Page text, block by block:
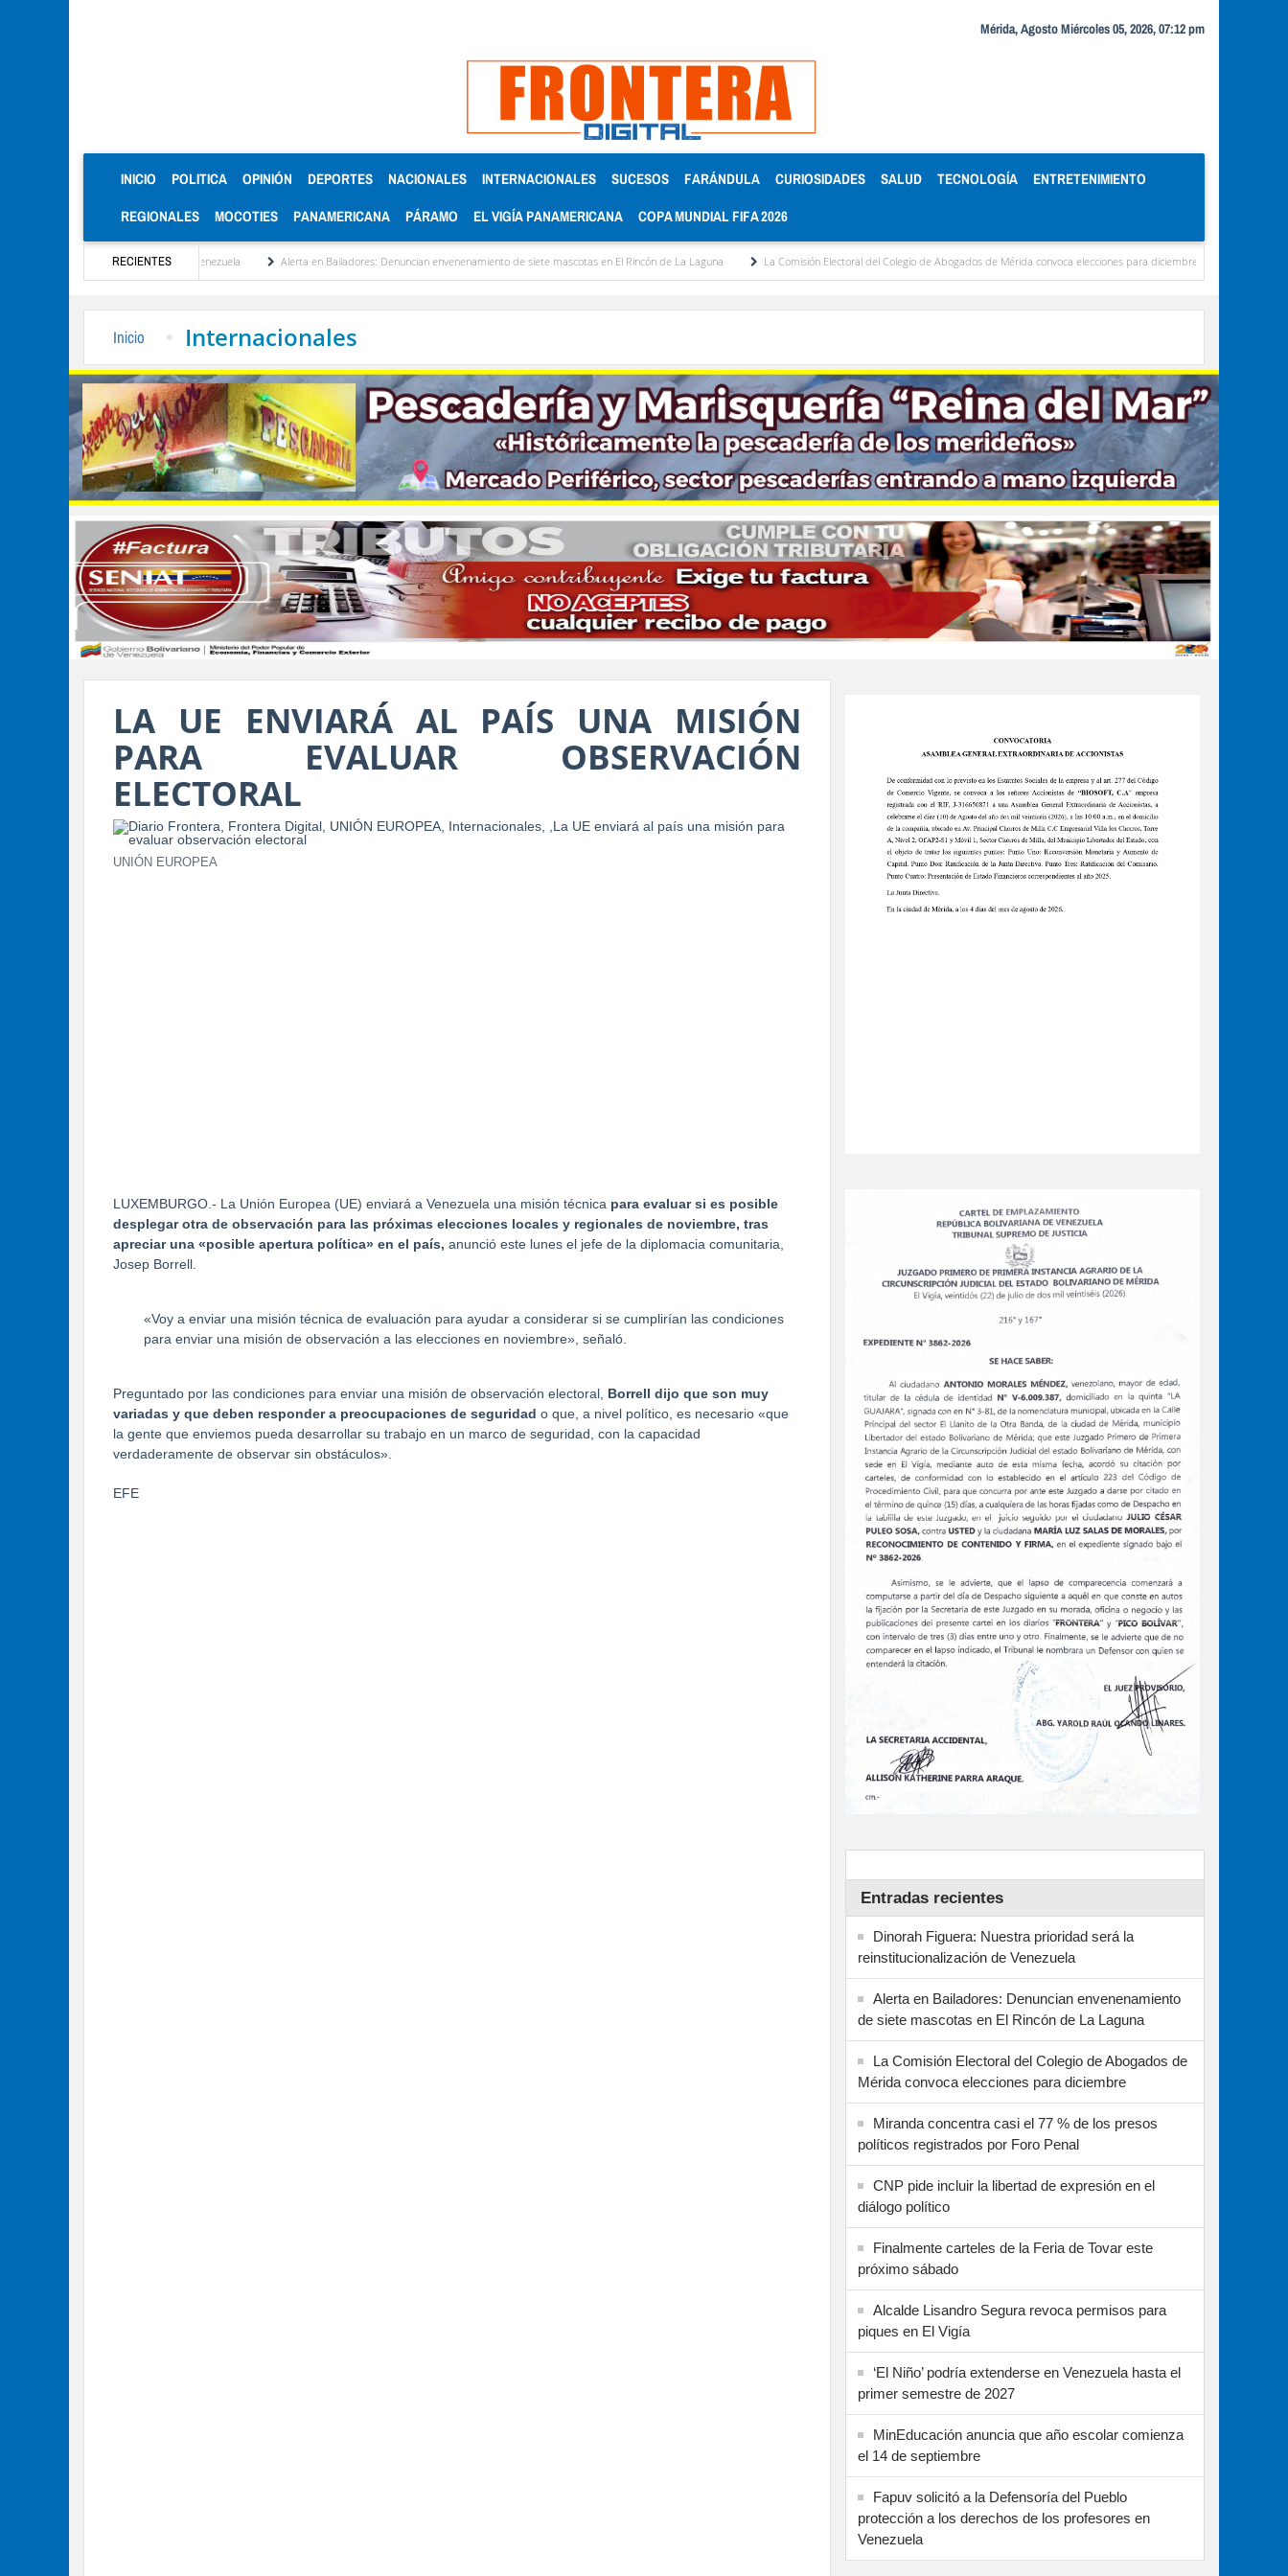
Mérida, Agosto Miércoles 05, 2026, 07:12 pm
INICIO (CURRENT)
POLITICA OPINIÓN DEPORTES NACIONALES INTERNACIONALES SUCESOS FARÁNDULA CURIOSIDADES SALUD TECNOLOGÍA ENTRETENIMIENTO
REGIONALES MOCOTIES PANAMERICANA PÁRAMO EL VIGÍA PANAMERICANA COPA MUNDIAL FIFA 2026
RECIENTES
reinstitucionalización de Venezuela Alerta en Bailadores: Denuncian envenenamiento de siete mascotas en El Rincón de La Laguna La Comisión Electoral del Colegio de Abogados de Mérida convoca elecciones para diciembre Miranda concentra casi
Inicio Internacionales
LA UE ENVIARÁ AL PAÍS UNA MISIÓN
PARA EVALUAR OBSERVACIÓN
ELECTORAL
UNIÓN EUROPEA
LUXEMBURGO.- La Unión Europea (UE) enviará a Venezuela una misión técnica para evaluar si es posible
desplegar otra de observación para las próximas elecciones locales y regionales de noviembre, tras
apreciar una «posible apertura política» en el país, anunció este lunes el jefe de la diplomacia comunitaria,
Josep Borrell.
«Voy a enviar una misión técnica de evaluación para ayudar a considerar si se cumplirían las condiciones
para enviar una misión de observación a las elecciones en noviembre», señaló.
Preguntado por las condiciones para enviar una misión de observación electoral, Borrell dijo que son muy
variadas y que deben responder a preocupaciones de seguridad o que, a nivel político, es necesario «que
la gente que enviemos pueda desarrollar su trabajo en un marco de seguridad, con la capacidad
verdaderamente de observar sin obstáculos».
EFE
Entradas recientes
Dinorah Figuera: Nuestra prioridad será la
reinstitucionalización de Venezuela
Alerta en Bailadores: Denuncian envenenamiento
de siete mascotas en El Rincón de La Laguna
La Comisión Electoral del Colegio de Abogados de
Mérida convoca elecciones para diciembre
Miranda concentra casi el 77 % de los presos
políticos registrados por Foro Penal
CNP pide incluir la libertad de expresión en el
diálogo político
Finalmente carteles de la Feria de Tovar este
próximo sábado
Alcalde Lisandro Segura revoca permisos para
piques en El Vigía
‘El Niño’ podría extenderse en Venezuela hasta el
primer semestre de 2027
MinEducación anuncia que año escolar comienza
el 14 de septiembre
Fapuv solicitó a la Defensoría del Pueblo
protección a los derechos de los profesores en
Venezuela